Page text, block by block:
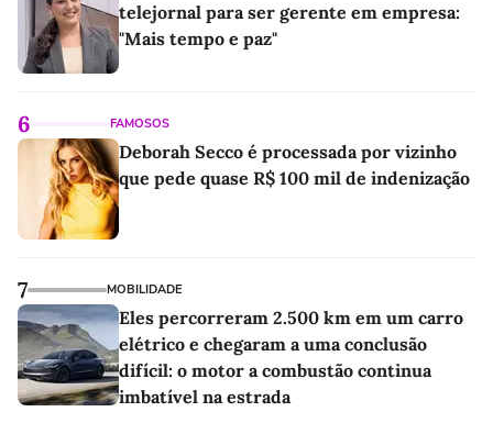
telejornal para ser gerente em empresa:
"Mais tempo e paz"
6 FAMOSOS
Deborah Secco é processada por vizinho
que pede quase R$ 100 mil de indenização
7 MOBILIDADE
Eles percorreram 2.500 km em um carro
elétrico e chegaram a uma conclusão
difícil: o motor a combustão continua
imbatível na estrada